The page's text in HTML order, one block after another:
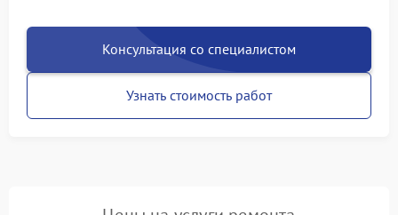
Консультация со специалистом
Узнать стоимость работ